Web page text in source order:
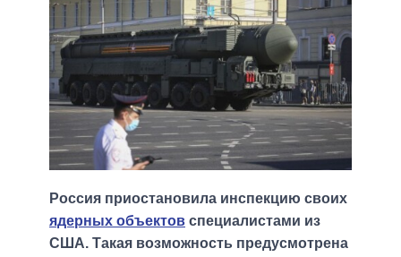
Россия приостановила инспекцию своих
ядерных объектов специалистами из
США. Такая возможность предусмотрена